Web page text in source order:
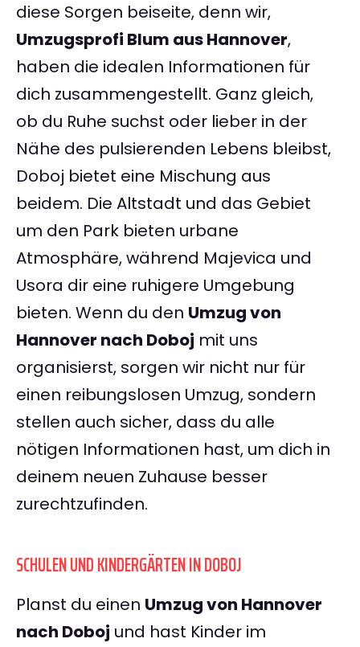
diese Sorgen beiseite, denn wir,
Umzugsprofi Blum aus Hannover,
haben die idealen Informationen für
dich zusammengestellt. Ganz gleich,
ob du Ruhe suchst oder lieber in der
Nähe des pulsierenden Lebens bleibst,
Doboj bietet eine Mischung aus
beidem. Die Altstadt und das Gebiet
um den Park bieten urbane
Atmosphäre, während Majevica und
Usora dir eine ruhigere Umgebung
bieten. Wenn du den Umzug von
Hannover nach Doboj mit uns
organisierst, sorgen wir nicht nur für
einen reibungslosen Umzug, sondern
stellen auch sicher, dass du alle
nötigen Informationen hast, um dich in
deinem neuen Zuhause besser
zurechtzufinden.
SCHULEN UND KINDERGÄRTEN IN DOBOJ
Planst du einen Umzug von Hannover
nach Doboj und hast Kinder im